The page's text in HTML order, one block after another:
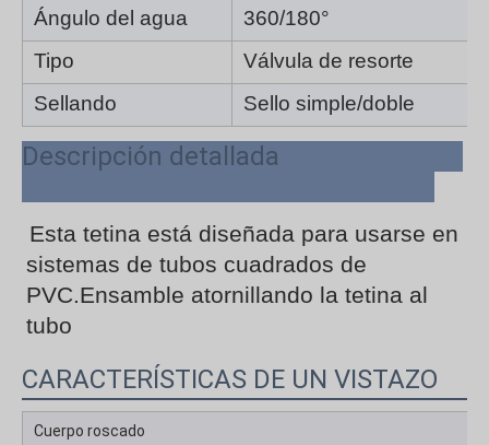
Ángulo del agua
360/180°
Tipo
Válvula de resorte
Sellando
Sello simple/doble
Descripción detallada
Esta tetina está diseñada para usarse en
sistemas de tubos cuadrados de
PVC.Ensamble atornillando la tetina al
tubo
CARACTERÍSTICAS DE UN VISTAZO
Cuerpo roscado